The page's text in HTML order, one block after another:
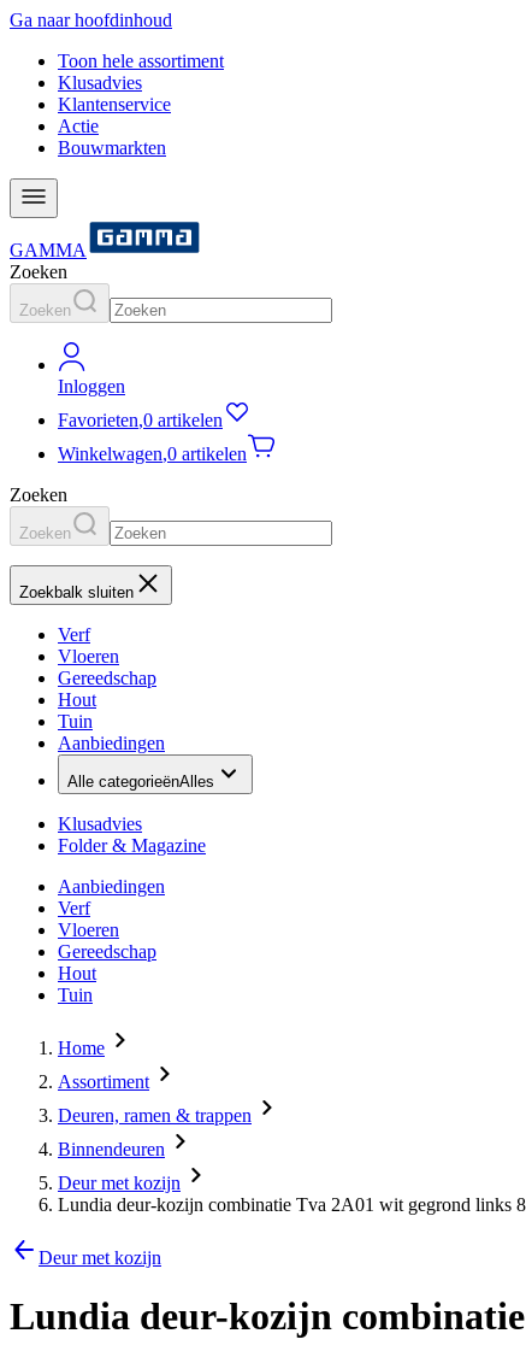
Ga naar hoofdinhoud
Toon hele assortiment
Klusadvies
Klantenservice
Actie
Bouwmarkten
GAMMA
Zoeken
Zoeken
Inloggen
Favorieten,0 artikelen
Winkelwagen,0 artikelen
Zoeken
Zoeken
Zoekbalk sluiten
Verf
Vloeren
Gereedschap
Hout
Tuin
Aanbiedingen
Alle categorieënAlles
Klusadvies
Folder & Magazine
Aanbiedingen
Verf
Vloeren
Gereedschap
Hout
Tuin
Home
Assortiment
Deuren, ramen & trappen
Binnendeuren
Deur met kozijn
Lundia deur-kozijn combinatie Tva 2A01 wit gegrond links
Deur met kozijn
Lundia deur-kozijn